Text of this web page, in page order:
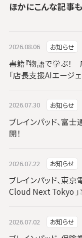
ほかにこんな記事
2026.08.06 お知らせ
書籍『物語で学ぶ！
「店長支援AIエージ
2026.07.30 お知らせ
ブレインパッド、富
開！
2026.07.22 お知らせ
ブレインパッド、東
Cloud Next Tokyo
2026.07.02 お知らせ